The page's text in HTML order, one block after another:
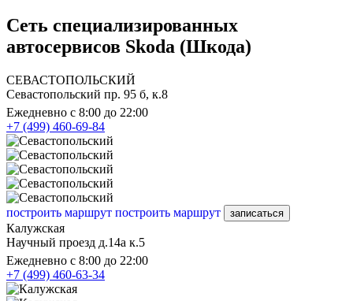
Сеть специализированных
автосервисов Skoda (Шкода)
СЕВАСТОПОЛЬСКИЙ
Севастопольский пр. 95 б, к.8
Ежедневно с 8:00 до 22:00
+7 (499) 460-69-84
построить маршрут построить маршрут записаться
Калужская
Научный проезд д.14а к.5
Ежедневно с 8:00 до 22:00
+7 (499) 460-63-34